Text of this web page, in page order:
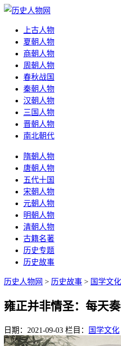
上古人物
夏朝人物
商朝人物
周朝人物
春秋战国
秦朝人物
汉朝人物
三国人物
晋朝人物
南北朝代
隋朝人物
唐朝人物
五代十国
宋朝人物
元朝人物
明朝人物
清朝人物
古籍名著
历史专题
历史故事
历史人物网 > 历史故事 > 国学文化
雍正并非情圣：每天
日期：2021-09-03 栏目： 国学文化